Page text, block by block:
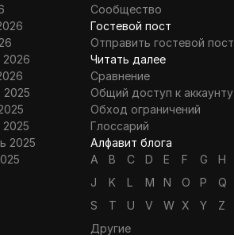
2026
2025
2025
2025
Сообщество
Гостевой пост
Отправить гостевой пост
Читать далее
Сравнение
Общий доступ к аккаунту
Обход ограничений
Глоссарий
Алфавит блога
A
B C D E F G H
J
K L M N O P Q
S
T U V W X Y
Z
Другие